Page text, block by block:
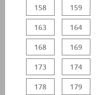
158 159
163 164
168 169
173 174
178 179